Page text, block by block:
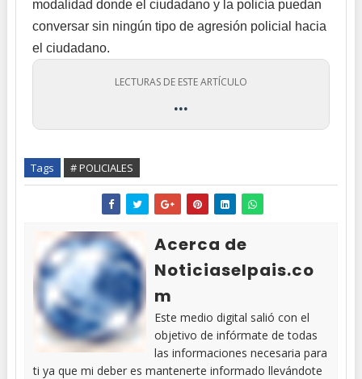
modalidad donde el ciudadano y la policía puedan
conversar sin ningún tipo de agresión policial hacia
el ciudadano.
LECTURAS DE ESTE ARTÍCULO
...
Tags # POLICIALES
Acerca de
Noticiaselpais.co
m
Este medio digital salió con el
objetivo de infórmate de todas
las informaciones necesaria para
ti ya que mi deber es mantenerte informado llevándote